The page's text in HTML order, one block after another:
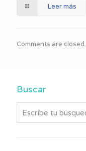
Leer más
Comments are closed.
Buscar